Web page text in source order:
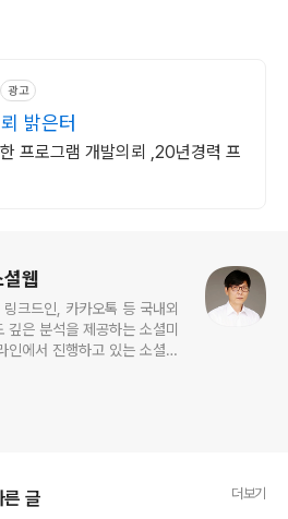
광고
밝은터
프로그램 개발의뢰 ,20년경력 프
웹
크드인, 카카오톡 등 국내외
은 분석을 제공하는 소셜미
인에서 진행하고 있는 소셜미
른 글 더보기